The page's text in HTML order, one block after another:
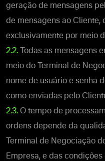
geração de mensagens
de mensagens ao Cliente,
exclusivamente por meio
2.2. Todas as mensagens
meio do Terminal de
nome de usuário e senha
como enviadas pelo
2.3. O tempo de
ordens depende da
Terminal de Negociação
Empresa, e das